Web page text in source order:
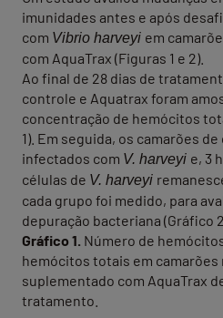
imunidades antes e após
com Vibrio harveyi em
com AquaTrax (Figuras 1 e 2).
Ao final de 28 dias de
controle e Aquatrax foram
concentração de hemócitos
1). Em seguida, os camarões
infectados com V. harveyi e, 3
células de V. harveyi
cada grupo foi medido, para
depuração bacteriana (Gráfico
Gráfico 1. Número de
hemócitos totais em
suplementado com AquaTrax
tratamento.